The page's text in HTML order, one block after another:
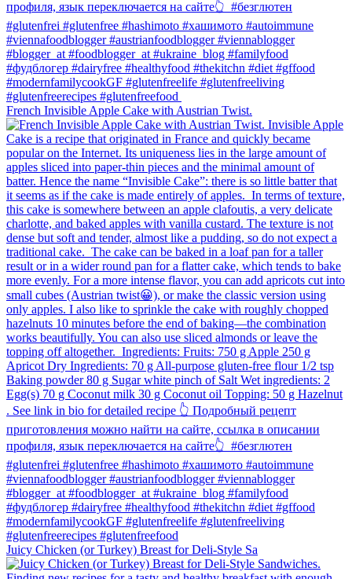
French Invisible Apple Cake with Austrian Twist.⁠
Juicy Chicken (or Turkey) Breast for Deli-Style Sa